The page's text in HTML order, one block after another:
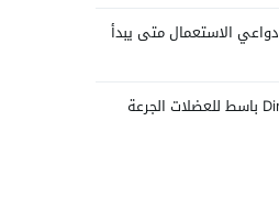
سعر بوليجيناكس polygynax دواعي الاستعمال متى يبدأ
سعر شريط برشام ديمرا Dimra باسط للعضلات الجرعة